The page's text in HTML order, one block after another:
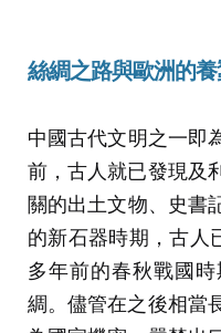
絲綢之路與歐洲的
中國古代文明之一即
前，古人就已發現及
關的出土文物、史書
的新石器時期，古人
多年前的春秋戰國
綢。儘管在之後相當